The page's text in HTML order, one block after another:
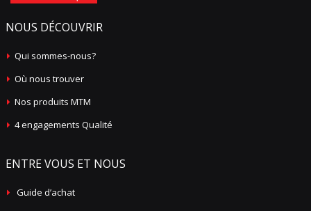
NOUS DÉCOUVRIR
Qui sommes-nous?
Où nous trouver
Nos produits MTM
4 engagements Qualité
ENTRE VOUS ET NOUS
Guide d’achat